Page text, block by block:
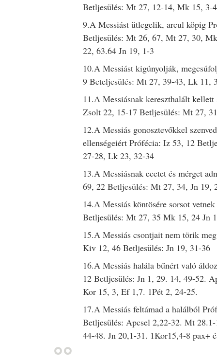
Betljesülés: Mt 27, 12-14, Mk 15, 3-
9.A Messiást ütlegelik, arcul köpig
Betljesülés: Mt 26, 67, Mt 27, 30,
22, 63.64 Jn 19, 1-3
10.A Messiást kigúnyolják,
9 Beteljesülés: Mt 27, 39-43, Lk 11,
11.A Messiásnak kereszthalált kellett
Zsolt 22, 15-17 Betljesülés: Mt 27,
12.A Messiás gonosztevőkkel
ellenségeiért Prófécia: Iz 53, 12
27-28, Lk 23, 32-34
13.A Messiásnak ecetet és mérget
69, 22 Betljesülés: Mt 27, 34, Jn 19,
14.A Messiás köntösére sorsot
Betljesülés: Mt 27, 35 Mk 15, 24 Jn
15.A Messiás csontjait nem törik
Kiv 12, 46 Betljesülés: Jn 19, 31-36
16.A Messiás halála bűnért való
12 Betljesülés: Jn 1, 29. 14, 49-52.
Kor 15, 3, Ef 1,7. 1Pét 2, 24-25.
17.A Messiás feltámad a halálból
Betljesülés: Apcsel 2,22-32. Mt
44-48. Jn 20,1-31. 1Kor15,4-8 pax+